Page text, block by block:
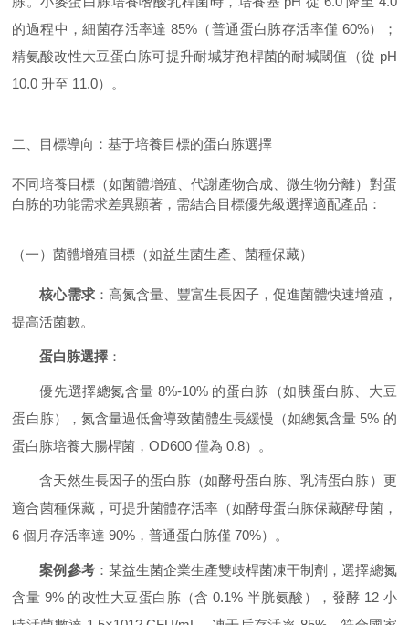
的過程中，細菌存活率達 85%（普通蛋白胨存活率僅 60%）；
精氨酸改性大豆蛋白胨可提升耐堿芽孢桿菌的耐堿閾值（從 pH
10.0 升至 11.0）。
二、目標導向：基于培養目標的蛋白胨選擇
不同培養目標（如菌體增殖、代謝產物合成、微生物分離）對蛋
白胨的功能需求差異顯著，需結合目標優先級選擇適配產品：
（一）菌體增殖目標（如益生菌生產、菌種保藏）
核心需求：高氮含量、豐富生長因子，促進菌體快速增殖，
提高活菌數。
蛋白胨選擇 ：
優先選擇總氮含量 8%-10% 的蛋白胨（如胰蛋白胨、大豆
蛋白胨），氮含量過低會導致菌體生長緩慢（如總氮含量 5% 的
蛋白胨培養大腸桿菌，OD600 僅為 0.8）。
含天然生長因子的蛋白胨（如酵母蛋白胨、乳清蛋白胨）更
適合菌種保藏，可提升菌體存活率（如酵母蛋白胨保藏酵母菌，
6 個月存活率達 90%，普通蛋白胨僅 70%）。
案例參考：某益生菌企業生產雙歧桿菌凍干制劑，選擇總氮
含量 9% 的改性大豆蛋白胨（含 0.1% 半胱氨酸），發酵 12 小